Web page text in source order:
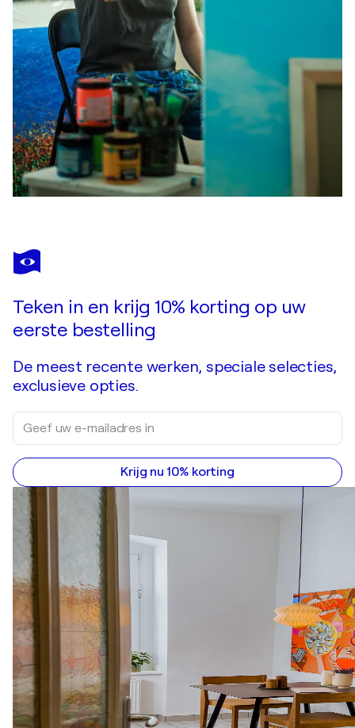
Teken in en krijg 10% korting op uw
eerste bestelling
De meest recente werken, speciale selecties,
exclusieve opties.
Krijg nu 10% korting